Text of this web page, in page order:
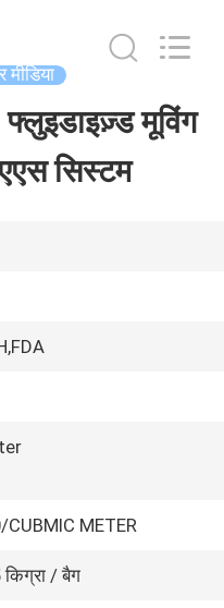
मीडिया
मूविंग
सिस्टम
METER
/ बैग